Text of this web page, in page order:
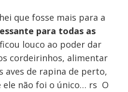
que fosse mais para a
para todas as
louco ao poder dar
cordeirinhos, alimentar
aves de rapina de perto,
ele não foi o único… rs O